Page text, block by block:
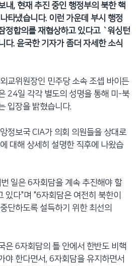
내, 현재 추진 중인 행정부의 북한 핵
타냈습니다. 이런 가운데 부시 행정
정합의를 재협상하고 있다고 `워싱턴
다. 윤국한 기자가 좀더 자세한 소식
교위원장인 민주당 소속 조셉 바이든
24일 각각 별도의 성명을 통해 미-북
입장을 밝혔습니다.
정보국 CIA가 의회 의원들을 상대로
대해 상세히 설명한 직후에 나왔습
일은 6자회담을 계속 추진해야 할
있다"며 "6자회담은 여전히 북한이
단하도록 설득하기 위한 최선의
은 6자회담의 틀 안에서 한반도 비핵
야 한다면서, 6자회담을 유지하면서